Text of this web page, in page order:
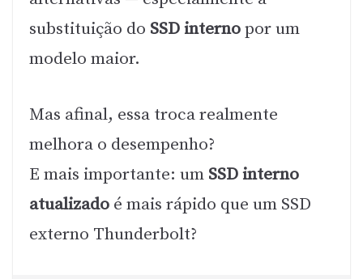
substituição do SSD internopor um
modelo maior.
Mas afinal, essa troca realmente
melhora o desempenho?
E mais importante: um SSD interno
atualizado é mais rápido que um SSD
externo Thunderbolt?